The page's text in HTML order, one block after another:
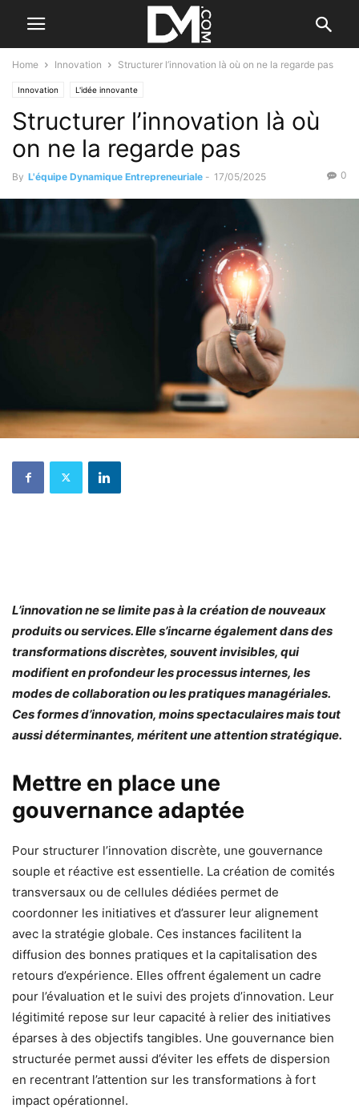
Home Innovation Structurer l’innovation là où on ne la regarde pas
Innovation L'idée innovante
Structurer l’innovation là où
on ne la regarde pas
By L'équipe Dynamique Entrepreneuriale - 17/05/2025 0
L’innovation ne se limite pas à la création de nouveaux
produits ou services. Elle s’incarne également dans des
transformations discrètes, souvent invisibles, qui
modifient en profondeur les processus internes, les
modes de collaboration ou les pratiques managériales.
Ces formes d’innovation, moins spectaculaires mais tout
aussi déterminantes, méritent une attention stratégique.
Mettre en place une
gouvernance adaptée
Pour structurer l’innovation discrète, une gouvernance
souple et réactive est essentielle. La création de comités
transversaux ou de cellules dédiées permet de
coordonner les initiatives et d’assurer leur alignement
avec la stratégie globale. Ces instances facilitent la
diffusion des bonnes pratiques et la capitalisation des
retours d’expérience. Elles offrent également un cadre
pour l’évaluation et le suivi des projets d’innovation. Leur
légitimité repose sur leur capacité à relier des initiatives
éparses à des objectifs tangibles. Une gouvernance bien
structurée permet aussi d’éviter les effets de dispersion
en recentrant l’attention sur les transformations à fort
impact opérationnel.